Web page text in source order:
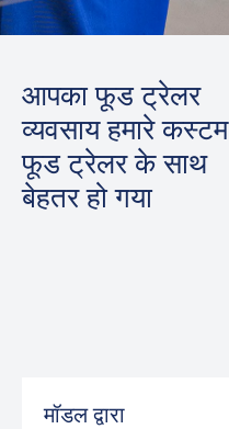
आपका फूड ट्रेलर
व्यवसाय हमारे कस्टम
फूड ट्रेलर के साथ
बेहतर हो गया
मॉडल द्वारा